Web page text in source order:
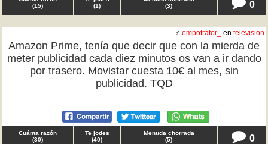
(15)
(1)
(3) 0
♂ empotrator_ en television
Amazon Prime, tenía que decir que con la mierda de
meter publicidad cada diez minutos os van a ir dando
por trasero. Movistar cuesta 10€ al mes, sin
publicidad. TQD
Cuánta razón
(30)
Te jodes
(40)
Menuda chorrada
(5) 0